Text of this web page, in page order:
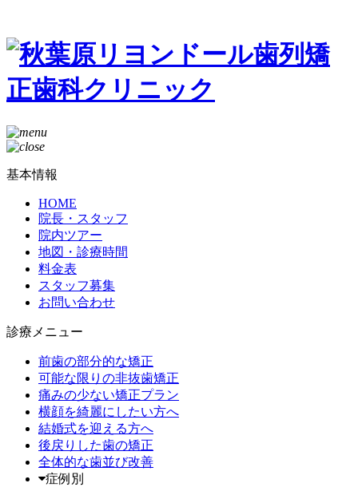
基本情報
HOME
院長・スタッフ
院内ツアー
地図・診療時間
料金表
スタッフ募集
お問い合わせ
診療メニュー
前歯の部分的な矯正
可能な限りの非抜歯矯正
痛みの少ない矯正プラン
横顔を綺麗にしたい方へ
結婚式を迎える方へ
後戻りした歯の矯正
全体的な歯並び改善
症例別